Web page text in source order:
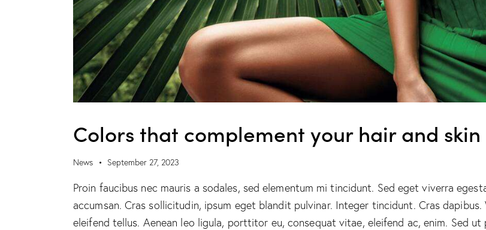
Colors that complement your hair and skin
News September 27, 2023
Proin faucibus nec mauris a sodales, sed elementum mi tincidunt. Sed eget viverra
accumsan. Cras sollicitudin, ipsum eget blandit pulvinar. Integer tincidunt. Cras
eleifend tellus. Aenean leo ligula, porttitor eu, consequat vitae, eleifend ac, enim. Sed